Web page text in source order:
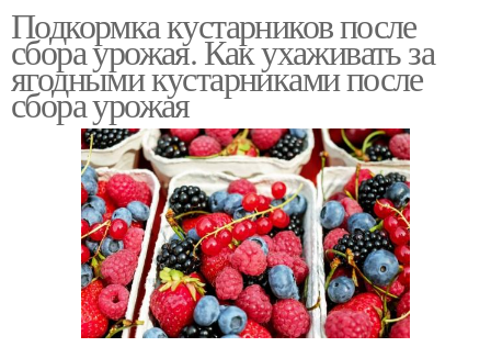
Подкормка кустарников после
сбора урожая. Как ухаживать за
ягодными кустарниками после
сбора урожая